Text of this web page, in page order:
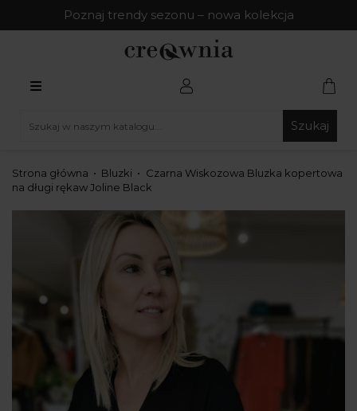
Poznaj trendy sezonu – nowa kolekcja
Szukaj
Strona główna Bluzki
Czarna Wiskozowa Bluzka kopertowa
na długi rękaw Joline Black